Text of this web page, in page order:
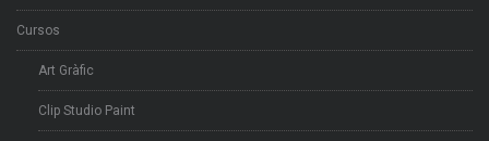
Cursos
Art Gràfic
Clip Studio Paint